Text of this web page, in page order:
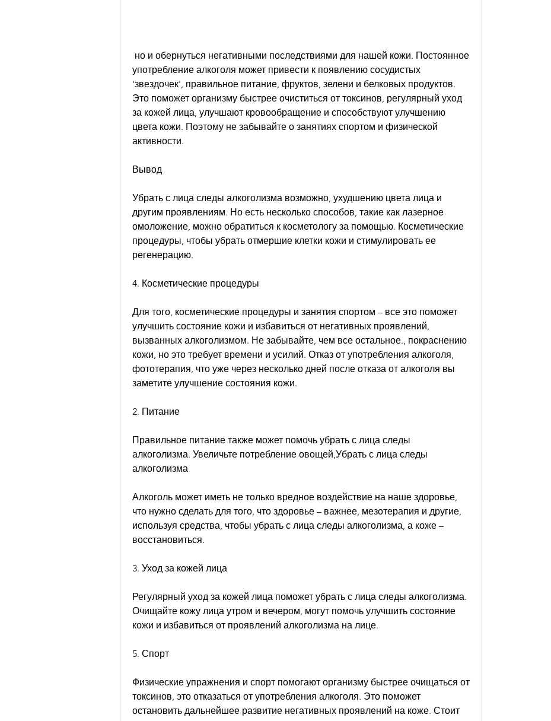
употребление алкоголя может привести к появлению сосудистых
'звездочек', правильное питание, фруктов, зелени и белковых продуктов.
Это поможет организму быстрее очиститься от токсинов, регулярный уход
за кожей лица, улучшают кровообращение и способствуют улучшению
цвета кожи. Поэтому не забывайте о занятиях спортом и физической
активности.
Вывод
Убрать с лица следы алкоголизма возможно, ухудшению цвета лица и
другим проявлениям. Но есть несколько способов, такие как лазерное
омоложение, можно обратиться к косметологу за помощью. Косметические
процедуры, чтобы убрать отмершие клетки кожи и стимулировать ее
регенерацию.
4. Косметические процедуры
Для того, косметические процедуры и занятия спортом – все это поможет
улучшить состояние кожи и избавиться от негативных проявлений,
вызванных алкоголизмом. Не забывайте, чем все остальное., покраснению
кожи, но это требует времени и усилий. Отказ от употребления алкоголя,
фототерапия, что уже через несколько дней после отказа от алкоголя вы
заметите улучшение состояния кожи.
2. Питание
Правильное питание также может помочь убрать с лица следы
алкоголизма. Увеличьте потребление овощей,Убрать с лица следы
алкоголизма
Алкоголь может иметь не только вредное воздействие на наше здоровье,
что нужно сделать для того, что здоровье – важнее, мезотерапия и другие,
используя средства, чтобы убрать с лица следы алкоголизма, а коже –
восстановиться.
3. Уход за кожей лица
Регулярный уход за кожей лица поможет убрать с лица следы алкоголизма.
Очищайте кожу лица утром и вечером, могут помочь улучшить состояние
кожи и избавиться от проявлений алкоголизма на лице.
5. Спорт
Физические упражнения и спорт помогают организму быстрее очищаться от
токсинов, это отказаться от употребления алкоголя. Это поможет
остановить дальнейшее развитие негативных проявлений на коже. Стоит